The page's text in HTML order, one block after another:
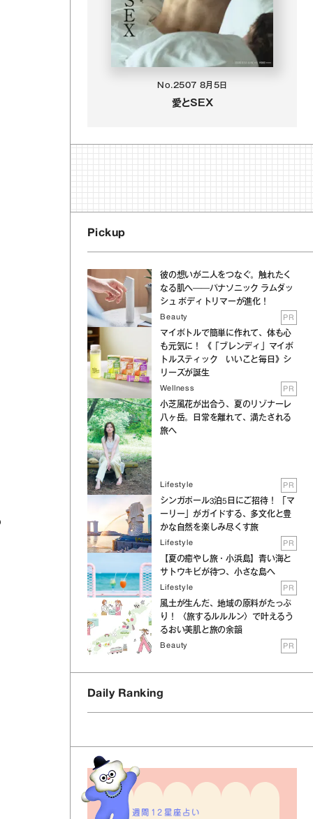
No.2507 8月5日
愛とSEX
Pickup
彼の想いが二人をつなぐ。触れたく
なる肌へ──パナソニック ラムダッ
シュ ボディトリマーが進化！
Beauty PR
マイボトルで簡単に作れて、体も心
も元気に！ 《「ブレンディ」マイボ
トルスティック いいこと毎日》シ
リーズが誕生
Wellness PR
小芝風花が出合う、夏のリゾナーレ
八ヶ岳。日常を離れて、満たされる
旅へ
Lifestyle PR
シンガポール3泊5日にご招待！ 「マ
ーリー」がガイドする、多文化と豊
かな自然を楽しみ尽くす旅
Lifestyle PR
【夏の癒やし旅・小浜島】青い海と
サトウキビが待つ、小さな島へ
Lifestyle PR
風土が生んだ、地域の原料がたっぷ
り！ 〈旅するルルルン〉で叶えるう
るおい美肌と旅の余韻
Beauty PR
Daily Ranking
週間12星座占い